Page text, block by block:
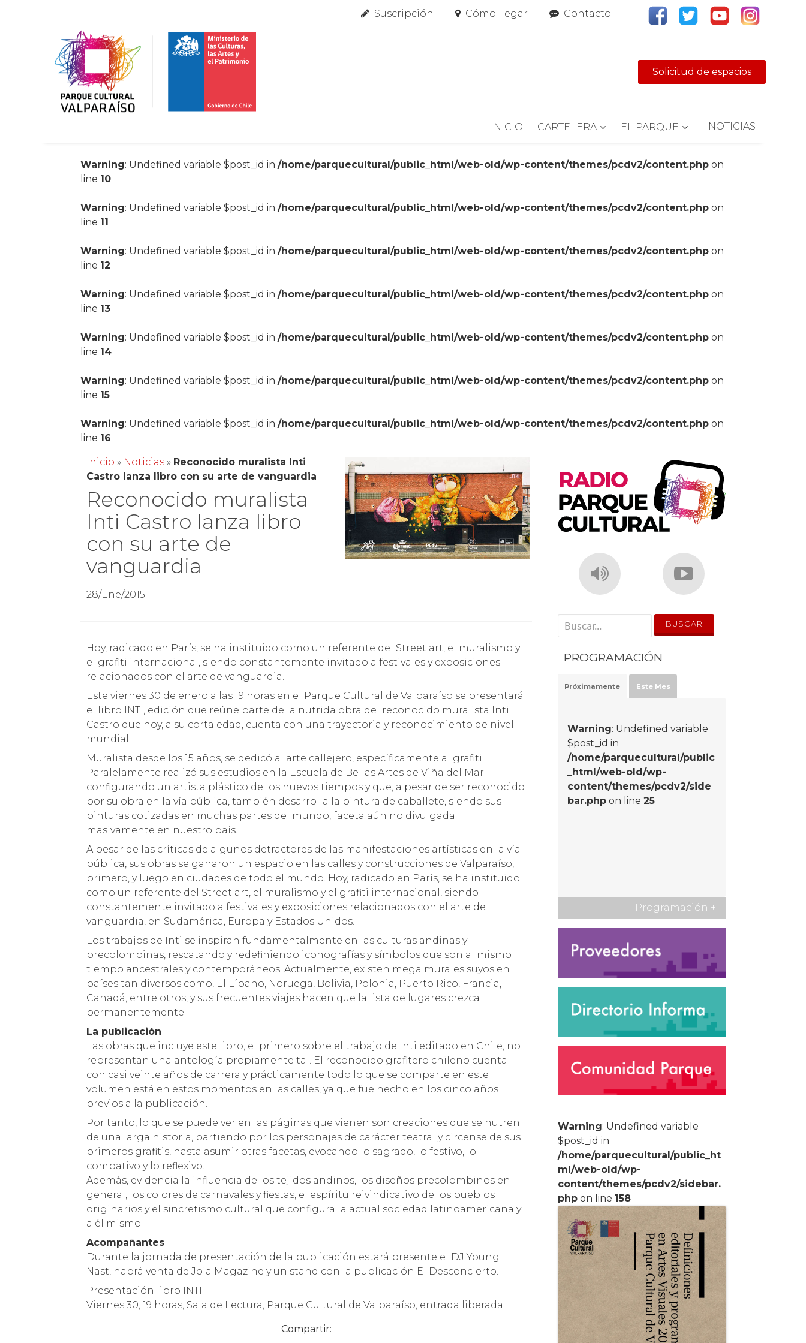
Suscripción Cómo llegar Contacto
Solicitud de espacios
INICIO CARTELERA EL PARQUE NOTICIAS
Warning: Undefined variable $post_id in/home/parquecultural/public_html/web-old/wp-content/themes/pcdv2/content.php on
line 10
Warning: Undefined variable $post_id in/home/parquecultural/public_html/web-old/wp-content/themes/pcdv2/content.php on
line 11
Warning: Undefined variable $post_id in/home/parquecultural/public_html/web-old/wp-content/themes/pcdv2/content.php on
line 12
Warning: Undefined variable $post_id in/home/parquecultural/public_html/web-old/wp-content/themes/pcdv2/content.php on
line 13
Warning: Undefined variable $post_id in/home/parquecultural/public_html/web-old/wp-content/themes/pcdv2/content.php on
line 14
Warning: Undefined variable $post_id in/home/parquecultural/public_html/web-old/wp-content/themes/pcdv2/content.php on
line 15
Warning: Undefined variable $post_id in/home/parquecultural/public_html/web-old/wp-content/themes/pcdv2/content.php on
line 16
Inicio » Noticias » Reconocido muralista Inti
Castro lanza libro con su arte de vanguardia
Reconocido muralista
Inti Castro lanza libro
con su arte de
vanguardia
28/Ene/2015
Hoy, radicado en París, se ha instituido como un referente del Street art, el muralismo y
el grafiti internacional, siendo constantemente invitado a festivales y exposiciones
relacionados con el arte de vanguardia.
Este viernes 30 de enero a las 19 horas en el Parque Cultural de Valparaíso se presentará
el libro INTI, edición que reúne parte de la nutrida obra del reconocido muralista Inti
Castro que hoy, a su corta edad, cuenta con una trayectoria y reconocimiento de nivel
mundial.
Muralista desde los 15 años, se dedicó al arte callejero, específicamente al grafiti.
Paralelamente realizó sus estudios en la Escuela de Bellas Artes de Viña del Mar
configurando un artista plástico de los nuevos tiempos y que, a pesar de ser reconocido
por su obra en la vía pública, también desarrolla la pintura de caballete, siendo sus
pinturas cotizadas en muchas partes del mundo, faceta aún no divulgada
masivamente en nuestro país.
A pesar de las críticas de algunos detractores de las manifestaciones artísticas en la vía
pública, sus obras se ganaron un espacio en las calles y construcciones de Valparaíso,
primero, y luego en ciudades de todo el mundo. Hoy, radicado en París, se ha instituido
como un referente del Street art, el muralismo y el grafiti internacional, siendo
constantemente invitado a festivales y exposiciones relacionados con el arte de
vanguardia, en Sudamérica, Europa y Estados Unidos.
Los trabajos de Inti se inspiran fundamentalmente en las culturas andinas y
precolombinas, rescatando y redefiniendo iconografías y símbolos que son al mismo
tiempo ancestrales y contemporáneos. Actualmente, existen mega murales suyos en
países tan diversos como, El Líbano, Noruega, Bolivia, Polonia, Puerto Rico, Francia,
Canadá, entre otros, y sus frecuentes viajes hacen que la lista de lugares crezca
permanentemente.
La publicación
Las obras que incluye este libro, el primero sobre el trabajo de Inti editado en Chile, no
representan una antología propiamente tal. El reconocido grafitero chileno cuenta
con casi veinte años de carrera y prácticamente todo lo que se comparte en este
volumen está en estos momentos en las calles, ya que fue hecho en los cinco años
previos a la publicación.
Por tanto, lo que se puede ver en las páginas que vienen son creaciones que se nutren
de una larga historia, partiendo por los personajes de carácter teatral y circense de sus
primeros grafitis, hasta asumir otras facetas, evocando lo sagrado, lo festivo, lo
combativo y lo reflexivo.
Además, evidencia la influencia de los tejidos andinos, los diseños precolombinos en
general, los colores de carnavales y fiestas, el espíritu reivindicativo de los pueblos
originarios y el sincretismo cultural que configura la actual sociedad latinoamericana y
a él mismo.
Acompañantes
Durante la jornada de presentación de la publicación estará presente el DJ Young
Nast, habrá venta de Joia Magazine y un stand con la publicación El Desconcierto.
Presentación libro INTI
Viernes 30, 19 horas, Sala de Lectura, Parque Cultural de Valparaíso, entrada liberada.
Compartir:
' . __('Search for:') . '
PROGRAMACIÓN
Próximamente Este Mes
Warning: Undefined variable
$post_id in
/home/parquecultural/public
_html/web-old/wp-
content/themes/pcdv2/side
bar.php on line25
Programación +
Warning: Undefined variable
$post_id in
/home/parquecultural/public_ht
ml/web-old/wp-
content/themes/pcdv2/sidebar.
php on line 158